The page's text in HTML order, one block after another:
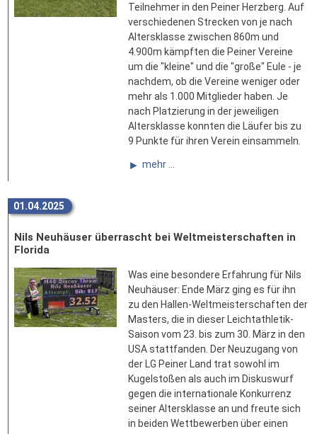
Teilnehmer in den Peiner Herzberg. Auf
verschiedenen Strecken von je nach
Altersklasse zwischen 860m und
4.900m kämpften die Peiner Vereine
um die "kleine" und die "große" Eule - je
nachdem, ob die Vereine weniger oder
mehr als 1.000 Mitglieder haben. Je
nach Platzierung in der jeweiligen
Altersklasse konnten die Läufer bis zu
9 Punkte für ihren Verein einsammeln.
mehr ...
01.04.2025
Nils Neuhäuser überrascht bei Weltmeisterschaften in
Florida
Was eine besondere Erfahrung für Nils
Neuhäuser: Ende März ging es für ihn
zu den Hallen-Weltmeisterschaften der
Masters, die in dieser Leichtathletik-
Saison vom 23. bis zum 30. März in den
USA stattfanden. Der Neuzugang von
der LG Peiner Land trat sowohl im
Kugelstoßen als auch im Diskuswurf
gegen die internationale Konkurrenz
seiner Altersklasse an und freute sich
in beiden Wettbewerben über einen